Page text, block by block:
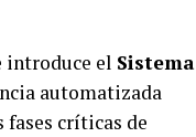
introduce el Sistema
automatizada
críticas de